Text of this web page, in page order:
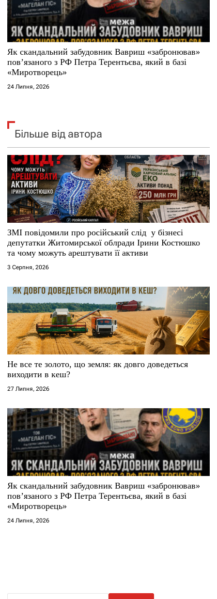
Як скандальний забудовник Вавриш «забронював»
повʼязаного з РФ Петра Терентьєва, який в базі
«Миротворець»
24 Липня, 2026
Більше від автора
ЗМІ повідомили про російський слід у бізнесі
депутатки Житомирської облради Ірини Костюшко
та чому можуть арештувати її активи
3 Серпня, 2026
Не все те золото, що земля: як довго доведеться
виходити в кеш?
27 Липня, 2026
Як скандальний забудовник Вавриш «забронював»
повʼязаного з РФ Петра Терентьєва, який в базі
«Миротворець»
24 Липня, 2026